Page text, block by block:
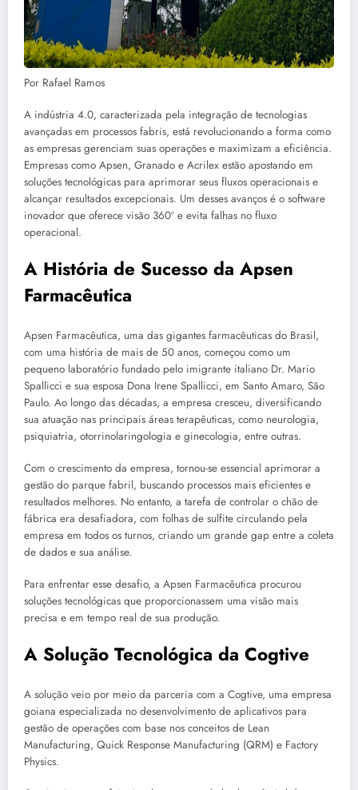
Por Rafael Ramos
A indústria 4.0, caracterizada pela integração de tecnologias
avançadas em processos fabris, está revolucionando a forma como
as empresas gerenciam suas operações e maximizam a eficiência.
Empresas como Apsen, Granado e Acrilex estão apostando em
soluções tecnológicas para aprimorar seus fluxos operacionais e
alcançar resultados excepcionais. Um desses avanços é o software
inovador que oferece visão 360º e evita falhas no fluxo
operacional.
A História de Sucesso da Apsen
Farmacêutica
Apsen Farmacêutica, uma das gigantes farmacêuticas do Brasil,
com uma história de mais de 50 anos, começou como um
pequeno laboratório fundado pelo imigrante italiano Dr. Mario
Spallicci e sua esposa Dona Irene Spallicci, em Santo Amaro, São
Paulo. Ao longo das décadas, a empresa cresceu, diversificando
sua atuação nas principais áreas terapêuticas, como neurologia,
psiquiatria, otorrinolaringologia e ginecologia, entre outras.
Com o crescimento da empresa, tornou-se essencial aprimorar a
gestão do parque fabril, buscando processos mais eficientes e
resultados melhores. No entanto, a tarefa de controlar o chão de
fábrica era desafiadora, com folhas de sulfite circulando pela
empresa em todos os turnos, criando um grande gap entre a coleta
de dados e sua análise.
Para enfrentar esse desafio, a Apsen Farmacêutica procurou
soluções tecnológicas que proporcionassem uma visão mais
precisa e em tempo real de sua produção.
A Solução Tecnológica da Cogtive
A solução veio por meio da parceria com a Cogtive, uma empresa
goiana especializada no desenvolvimento de aplicativos para
gestão de operações com base nos conceitos de Lean
Manufacturing, Quick Response Manufacturing (QRM) e Factory
Physics.